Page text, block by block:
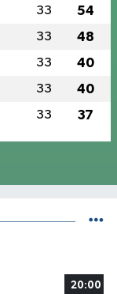
33 54
33 48
33 40
33 40
33 37
20:00